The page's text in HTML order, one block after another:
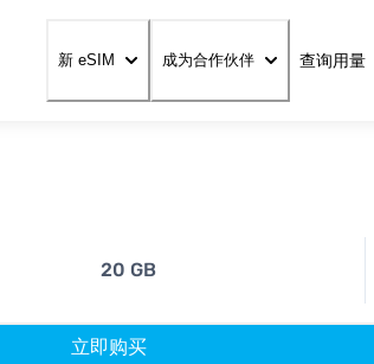
新 eSIM 成为合作伙伴 查询用量
20 GB
立即购买